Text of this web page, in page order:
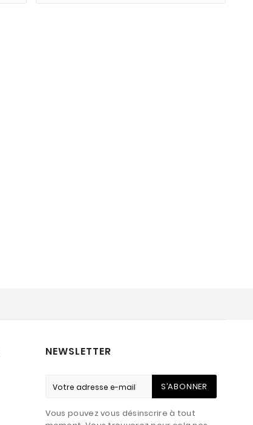
NEWSLETTER
S’ABONNER
Vous pouvez vous désinscrire à tout